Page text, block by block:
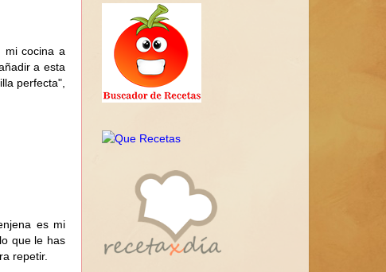
mi cocina a
a esta
perfecta",
es mi
que le has
repetir.